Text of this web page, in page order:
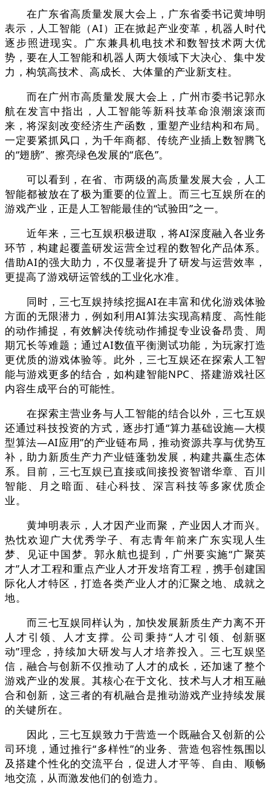
在广东省高质量发展大会上，广东省委书记黄坤明
表示，人工智能（AI）正在掀起产业变革，机器人时代
逐步照进现实。广东兼具机电技术和数智技术两大优
势，要在人工智能和机器人两大领域下大决心、集中发
力，构筑高技术、高成长、大体量的产业新支柱。
而在广州市高质量发展大会上，广州市委书记郭永
航在发言中指出，人工智能等新科技革命浪潮滚滚而
来，将深刻改变经济生产函数，重塑产业结构和布局。
一定要紧抓风口，为千年商都、传统产业插上数智腾飞
的“翅膀”、擦亮绿色发展的“底色”。
可以看到，在省、市两级的高质量发展大会，人工
智能都被放在了极为重要的位置上。而三七互娱所在的
游戏产业，正是人工智能最佳的“试验田”之一。
近年来，三七互娱积极进取，将AI深度融入各业务
环节，构建起覆盖研发运营全过程的数智化产品体系。
借助AI的强大助力，不仅显著提升了研发与运营效率，
更提高了游戏研运管线的工业化水准。
同时，三七互娱持续挖掘AI在丰富和优化游戏体验
方面的无限潜力，例如利用AI算法实现高精度、高性能
的动作捕捉，有效解决传统动作捕捉专业设备昂贵、周
期冗长等难题；通过AI数值平衡测试功能，为玩家打造
更优质的游戏体验等。此外，三七互娱还在探索人工智
能与游戏更多的结合，如构建智能NPC、搭建游戏社区
内容生成平台的可能性。
在探索主营业务与人工智能的结合以外，三七互娱
还通过科技投资的方式，逐步打通“算力基础设施—大模
型算法—AI应用”的产业链布局，推动资源共享与优势互
补，助力新质生产力产业链蓬勃发展，构建共赢生态体
系。目前，三七互娱已直接或间接投资智谱华章、百川
智能、月之暗面、硅心科技、深言科技等多家优质企
业。
黄坤明表示，人才因产业而聚，产业因人才而兴。
热忱欢迎广大优秀学子、有志青年前来广东实现人生
梦、见证中国梦。郭永航也提到，广州要实施“广聚英
才”人才工程和重点产业人才开发培育工程，携手创建国
际化人才特区，打造各类产业人才的汇聚之地、成就之
地。
而三七互娱同样认为，加快发展新质生产力离不开
人才引领、人才支撑。公司秉持“人才引领、创新驱
动”理念，持续加大研发与人才培养投入。三七互娱坚
信，融合与创新不仅推动了人才的成长，还加速了整个
游戏产业的发展。其核心在于文化、技术与人才相互融
合和创新，这三者的有机融合是推动游戏产业持续发展
的关键所在‌。
因此，三七互娱致力于营造一个既融合又创新的公
司环境，通过推行“多样性”的业务、营造包容性氛围以
及搭建个性化的交流平台，促进人才平等、自由、顺畅
地交流，从而激发他们的创造力。